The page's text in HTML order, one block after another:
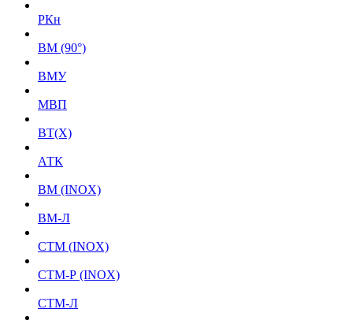
РКн
ВМ (90°)
ВМУ
МВП
BT(X)
АТК
ВМ (INOX)
ВМ-Л
СТМ (INOX)
СТМ-Р (INOX)
СТМ-Л